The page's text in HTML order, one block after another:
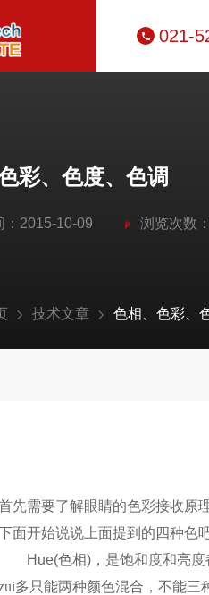
021-
彩、色度、色调
：2015-10-09 浏览次数
技术文章 色相、色彩、
先需要了解眼睛的色彩接收原
面开始说说上面提到的四种色吧
Hue(色相)，是饱和度和亮度
多只能两种颜色混合，不能三